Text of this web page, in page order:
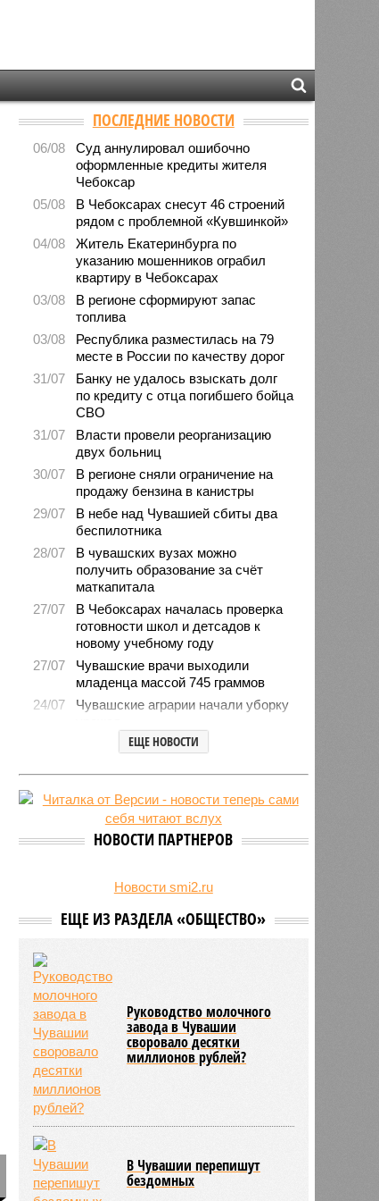
ПОСЛЕДНИЕ НОВОСТИ
06/08
Суд аннулировал ошибочно
оформленные кредиты жителя
Чебоксар
05/08
В Чебоксарах снесут 46 строений
рядом с проблемной «Кувшинкой»
04/08
Житель Екатеринбурга по
указанию мошенников ограбил
квартиру в Чебоксарах
03/08
В регионе сформируют запас
топлива
03/08
Республика разместилась на 79
месте в России по качеству дорог
31/07
Банку не удалось взыскать долг
по кредиту с отца погибшего бойца
СВО
31/07
Власти провели реорганизацию
двух больниц
30/07
В регионе сняли ограничение на
продажу бензина в канистры
29/07
В небе над Чувашией сбиты два
беспилотника
28/07
В чувашских вузах можно
получить образование за счёт
маткапитала
27/07
В Чебоксарах началась проверка
готовности школ и детсадов к
новому учебному году
27/07
Чувашские врачи выходили
младенца массой 745 граммов
24/07
Чувашские аграрии начали уборку
Минпромэнерго сообщило об
заправках
23/07
В Чувашии за 6 месяцев изъято
свыше 500 единиц оружия
ЕЩЕ НОВОСТИ
НОВОСТИ ПАРТНЕРОВ
Новости smi2.ru
ЕЩЕ ИЗ РАЗДЕЛА «ОБЩЕСТВО»
Руководство молочного
завода в Чувашии
своровало десятки
миллионов рублей?
В Чувашии перепишут
бездомных